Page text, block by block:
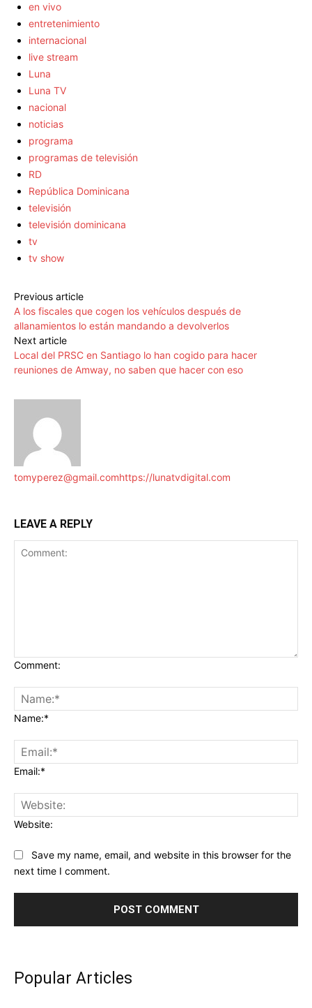
en vivo
entretenimiento
internacional
live stream
Luna
Luna TV
nacional
noticias
programa
programas de televisión
RD
República Dominicana
televisión
televisión dominicana
tv
tv show
Previous article
A los fiscales que cogen los vehículos después de
allanamientos lo están mandando a devolverlos
Next article
Local del PRSC en Santiago lo han cogido para hacer
reuniones de Amway, no saben que hacer con eso
tomyperez@gmail.comhttps://lunatvdigital.com
LEAVE A REPLY
Comment:
Name:*
Email:*
Website:
Save my name, email, and website in this browser for the
next time I comment.
Popular Articles